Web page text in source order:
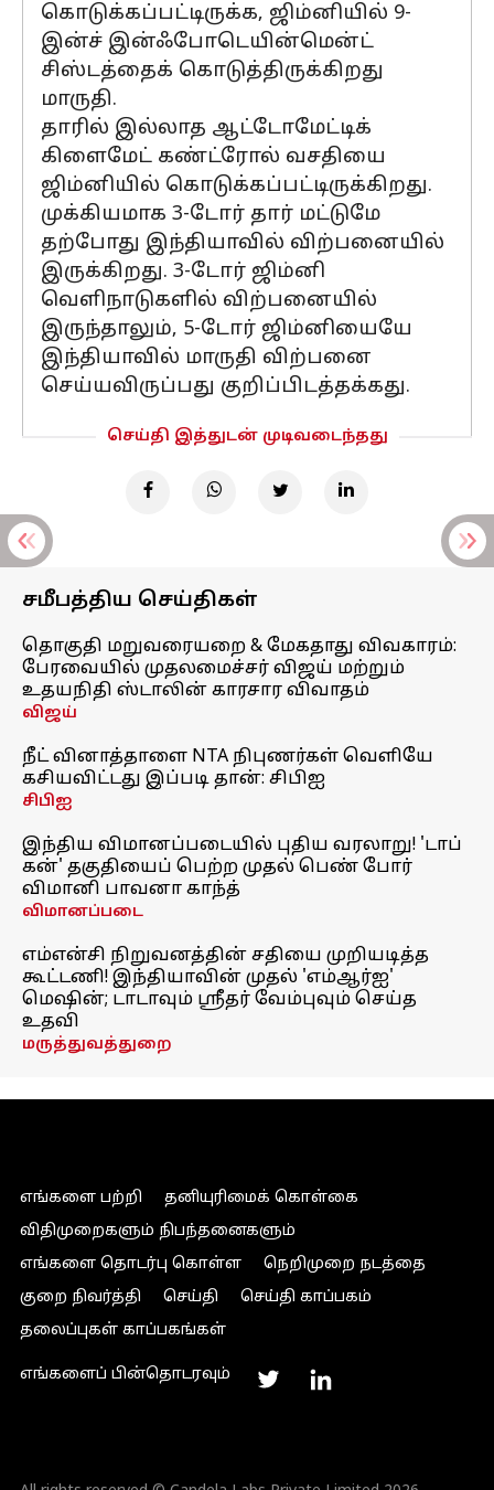
கொடுக்கப்பட்டிருக்க, ஜிம்னியில் 9-
இன்ச் இன்ஃபோடெயின்மென்ட்
சிஸ்டத்தைக் கொடுத்திருக்கிறது
மாருதி.
தாரில் இல்லாத ஆட்டோமேட்டிக்
கிளைமேட் கண்ட்ரோல் வசதியை
ஜிம்னியில் கொடுக்கப்பட்டிருக்கிறது.
முக்கியமாக 3-டோர் தார் மட்டுமே
தற்போது இந்தியாவில் விற்பனையில்
இருக்கிறது. 3-டோர் ஜிம்னி
வெளிநாடுகளில் விற்பனையில்
இருந்தாலும், 5-டோர் ஜிம்னியையே
இந்தியாவில் மாருதி விற்பனை
செய்யவிருப்பது குறிப்பிடத்தக்கது.
செய்தி இத்துடன் முடிவடைந்தது
சமீபத்திய செய்திகள்
தொகுதி மறுவரையறை & மேகதாது விவகாரம்:
பேரவையில் முதலமைச்சர் விஜய் மற்றும்
உதயநிதி ஸ்டாலின் காரசார விவாதம்
விஜய்
நீட் வினாத்தாளை NTA நிபுணர்கள் வெளியே
கசியவிட்டது இப்படி தான்: சிபிஐ
சிபிஐ
இந்திய விமானப்படையில் புதிய வரலாறு! 'டாப்
கன்' தகுதியைப் பெற்ற முதல் பெண் போர்
விமானி பாவனா காந்த்
விமானப்படை
எம்என்சி நிறுவனத்தின் சதியை முறியடித்த
கூட்டணி! இந்தியாவின் முதல் 'எம்ஆர்ஐ'
மெஷின்; டாடாவும் ஸ்ரீதர் வேம்புவும் செய்த
உதவி
மருத்துவத்துறை
எங்களை பற்றி
தனியுரிமைக் கொள்கை
விதிமுறைகளும் நிபந்தனைகளும்
எங்களை தொடர்பு கொள்ள
நெறிமுறை நடத்தை
குறை நிவர்த்தி
செய்தி
செய்தி காப்பகம்
தலைப்புகள் காப்பகங்கள்
எங்களைப் பின்தொடரவும்